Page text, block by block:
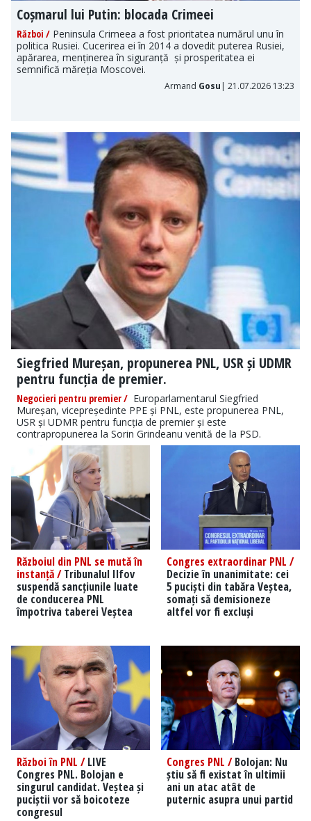
Coșmarul lui Putin: blocada Crimeei
Război / Peninsula Crimeea a fost prioritatea numărul unu în
politica Rusiei. Cucerirea ei în 2014 a dovedit puterea Rusiei,
apărarea, menținerea în siguranță și prosperitatea ei
semnifică măreția Moscovei.
Armand Gosu | 21.07.2026 13:23
Siegfried Mureșan, propunerea PNL, USR și UDMR
pentru funcția de premier.
Negocieri pentru premier / Europarlamentarul Siegfried
Mureșan, vicepreședinte PPE și PNL, este propunerea PNL,
USR și UDMR pentru funcția de premier și este
contrapropunerea la Sorin Grindeanu venită de la PSD.
Războiul din PNL se mută în
instanță /Tribunalul Ilfov
suspendă sancțiunile luate
de conducerea PNL
împotriva taberei Veștea
Congres extraordinar PNL /
Decizie în unanimitate: cei
5 puciști din tabăra Veștea,
somați să demisioneze
altfel vor fi excluși
Război în PNL /LIVE
Congres PNL. Bolojan e
singurul candidat. Veștea și
puciștii vor să boicoteze
congresul
Congres PNL /Bolojan: Nu
știu să fi existat în ultimii
ani un atac atât de
puternic asupra unui partid